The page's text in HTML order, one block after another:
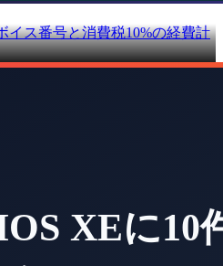
イス番号と消費税10%の経費計